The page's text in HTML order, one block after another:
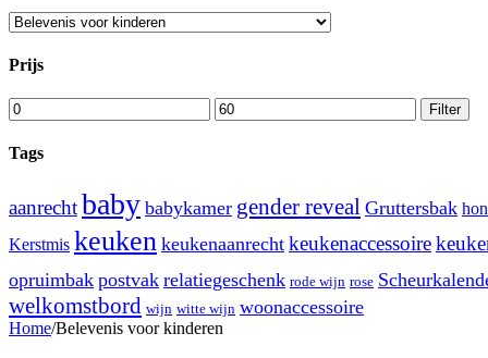
Prijs
Min.
prijs
Max.
prijs
Filter
Tags
aanrechtbaby babykamer gender reveal Gruttersbak
Kerstmis keuken keukenaanrecht keukenaccessoire
opruimbak postvak relatiegeschenk rode wijn rose
welkomstbord wijn witte wijn woonaccessoire
Home/Belevenis voor kinderen